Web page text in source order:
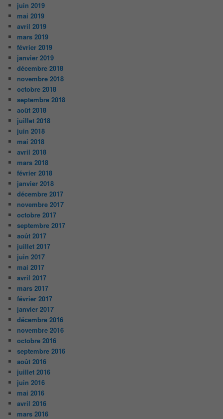
juin 2019
mai 2019
avril 2019
mars 2019
février 2019
janvier 2019
décembre 2018
novembre 2018
octobre 2018
septembre 2018
août 2018
juillet 2018
juin 2018
mai 2018
avril 2018
mars 2018
février 2018
janvier 2018
décembre 2017
novembre 2017
octobre 2017
septembre 2017
août 2017
juillet 2017
juin 2017
mai 2017
avril 2017
mars 2017
février 2017
janvier 2017
décembre 2016
novembre 2016
octobre 2016
septembre 2016
août 2016
juillet 2016
juin 2016
mai 2016
avril 2016
mars 2016